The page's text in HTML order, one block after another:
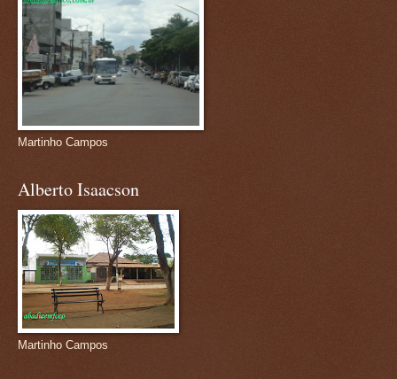
Martinho Campos
Alberto Isaacson
Martinho Campos